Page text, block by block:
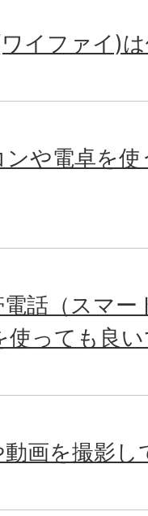
イファイ)
ンや電卓を
電話（スマ
使っても良
動画を撮影